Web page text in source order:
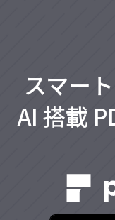
スマー
AI 搭載